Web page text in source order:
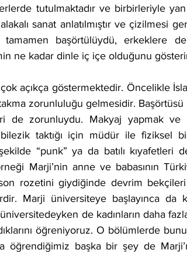
tutulmaktadır ve birbirleriyle yan
sanat anlatılmıştır ve çizilmesi
başörtülüydü, erkeklere de
ne kadar dinle iç içe olduğunu
açıkça göstermektedir. Öncelikle
zorunluluğu gelmesidir. Başörtüsü
de zorunluydu. Makyaj yapmak ve
taktığı için müdür ile fiziksel
“punk” ya da batılı kıyafetleri
Marji’nin anne ve babasının
rozetini giydiğinde devrim bekçileri
Marji üniversiteye başlayınca da
de kadınların daha
öğreniyoruz. O bölümlerde
öğrendiğimiz başka bir şey de